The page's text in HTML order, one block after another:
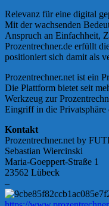
Relevanz für eine digital
Mit der wachsenden
Anspruch an Einfachheit,
Prozentrechner.de erfüllt
positioniert sich damit als
Prozentrechner.net ist ein
Die Plattform bietet seit
Werkzeug zur
Eingriff in die Privatsphäre
Kontakt
Prozentrechner.net by
Sebastian Wiercinski
Maria-Goeppert-Straße 1
23562 Lübeck
–